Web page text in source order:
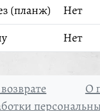
(планж)
Нет
Нет
О